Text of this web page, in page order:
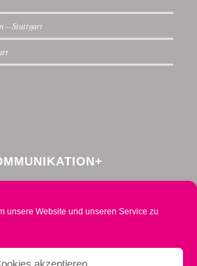
unsere Website und unseren Service zu
akzeptieren
– Stuttgart
0